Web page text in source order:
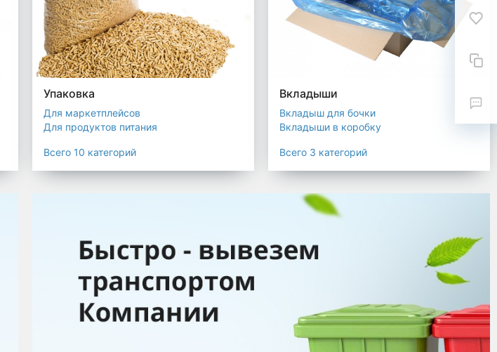
Упаковка
Для маркетплейсов
Для продуктов питания
Для сыпучих товаров
Мешки
Пакеты
Пленка
Всего 10 категорий
Вкладыши
Вкладыш для бочки
Вкладыши в коробку
Всего 3 категорий